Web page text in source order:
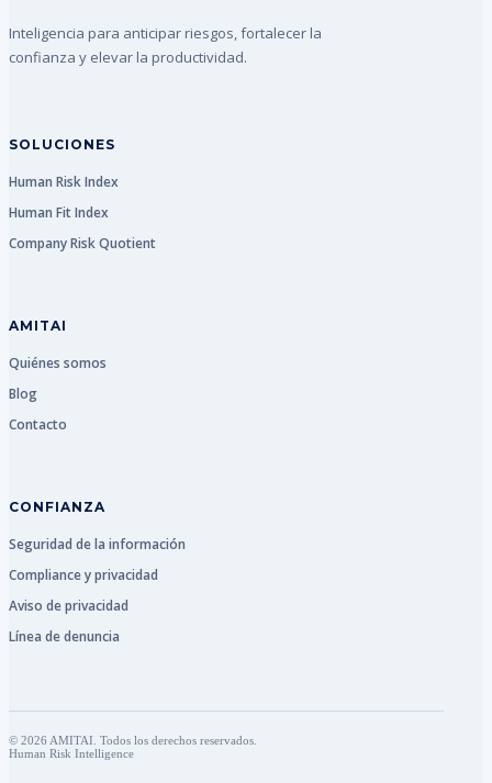
Inteligencia para anticipar riesgos, fortalecer la
confianza y elevar la productividad.
SOLUCIONES
Human Risk Index
Human Fit Index
Company Risk Quotient
AMITAI
Quiénes somos
Blog
Contacto
CONFIANZA
Seguridad de la información
Compliance y privacidad
Aviso de privacidad
Línea de denuncia
© 2026 AMITAI. Todos los derechos reservados.
Human Risk Intelligence